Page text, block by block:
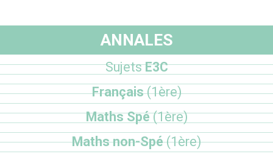
ANNALES
SujetsE3C
Français(1ère)
Maths Spé(1ère)
Maths non-Spé(1ère)